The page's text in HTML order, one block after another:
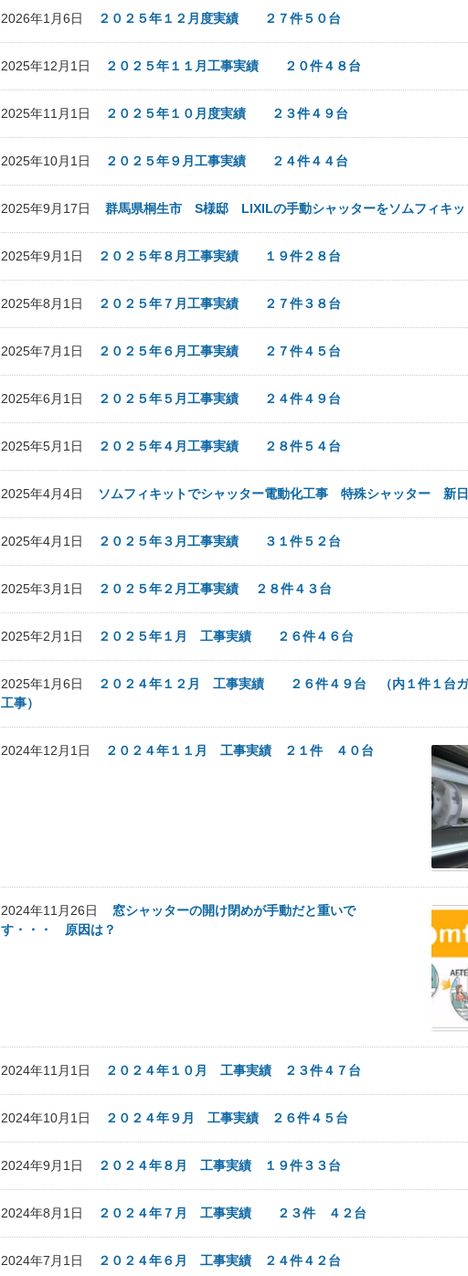
2026年1月6日 ２０２５年１２月度実績 ２７件５０台
2025年12月1日 ２０２５年１１月工事実績 ２０件４８台
2025年11月1日 ２０２５年１０月度実績 ２３件４９台
2025年10月1日 ２０２５年９月工事実績 ２４件４４台
2025年9月17日群馬県桐生市 S様邸 LIXILの手動シャッターをソムフィキッ
2025年9月1日 ２０２５年８月工事実績 １９件２８台
2025年8月1日 ２０２５年７月工事実績 ２７件３８台
2025年7月1日 ２０２５年６月工事実績 ２７件４５台
2025年6月1日 ２０２５年５月工事実績 ２４件４９台
2025年5月1日 ２０２５年４月工事実績 ２８件５４台
2025年4月4日 ソムフィキットでシャッター電動化工事 特殊シャッター 新
2025年4月1日 ２０２５年３月工事実績 ３１件５２台
2025年3月1日 ２０２５年２月工事実績 ２８件４３台
2025年2月1日 ２０２５年１月 工事実績 ２６件４６台
2025年1月6日
２０２４年１２月 工事実績 ２６件４９台 （内１件１台ガ
工事）
2024年12月1日 ２０２４年１１月 工事実績 ２１件 ４０台
2024年11月26日 窓シャッターの開け閉めが手動だと重いで
す・・・ 原因は？
2024年11月1日 ２０２４年１０月 工事実績 ２３件４７台
2024年10月1日 ２０２４年９月 工事実績 ２６件４５台
2024年9月1日 ２０２４年８月 工事実績 １９件３３台
2024年8月1日 ２０２４年７月 工事実績 ２３件 ４２台
2024年7月1日 ２０２４年６月 工事実績 ２４件４２台